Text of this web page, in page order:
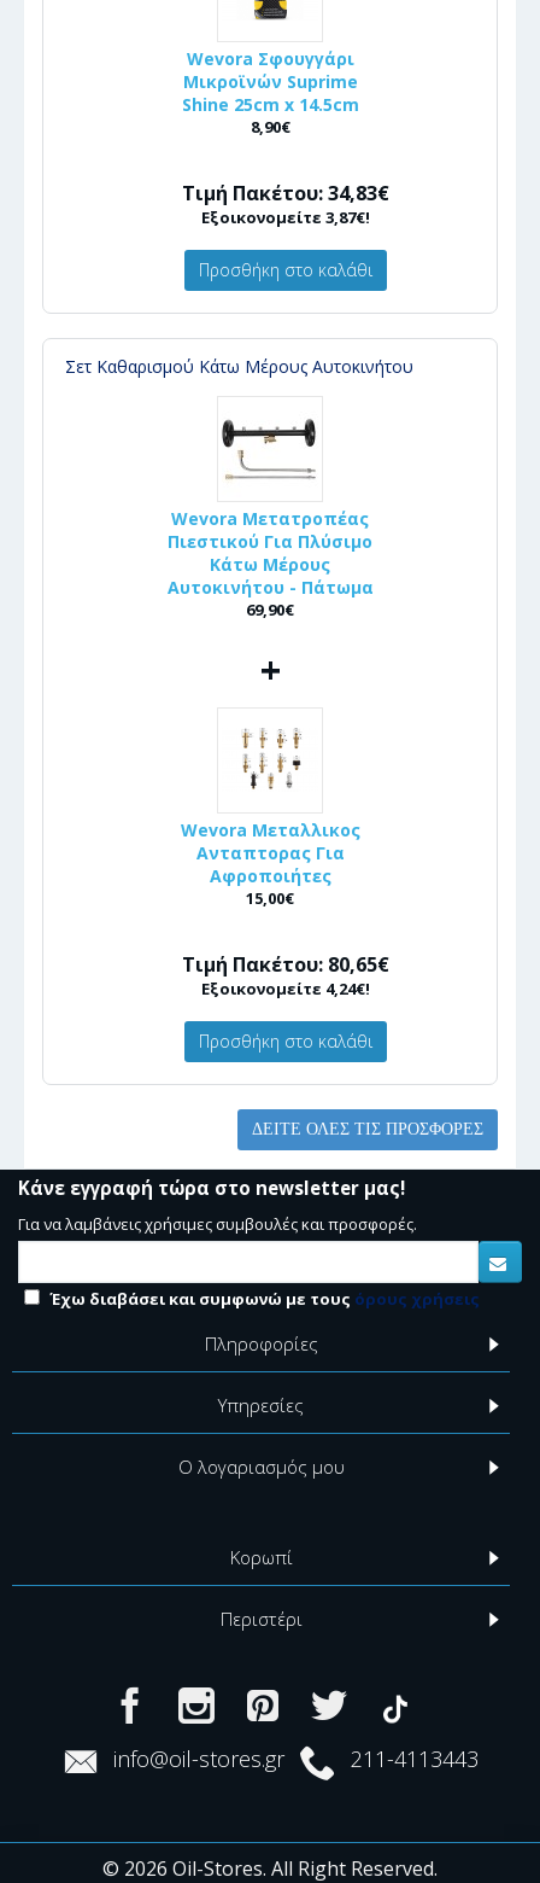
Wevora Σφουγγάρι
Μικροϊνών Suprime
Shine 25cm x 14.5cm
8,90€
Τιμή Πακέτου: 34,83€
Εξοικονομείτε 3,87€!
Προσθήκη στο καλάθι
Σετ Καθαρισμού Κάτω Μέρους Αυτοκινήτου
Wevora Μετατροπέας
Πιεστικού Για Πλύσιμο
Κάτω Μέρους
Αυτοκινήτου - Πάτωμα
69,90€
+
Wevora Μεταλλικος
Ανταπτορας Για
Αφροποιήτες
15,00€
Τιμή Πακέτου: 80,65€
Εξοικονομείτε 4,24€!
Προσθήκη στο καλάθι
ΔΕΊΤΕ ΌΛΕΣ ΤΙΣ ΠΡΟΣΦΟΡΈΣ
Κάνε εγγραφή τώρα στο newsletter μας!
Για να λαμβάνεις χρήσιμες συμβουλές και προσφορές.
Έχω διαβάσει και συμφωνώ με τους όρους χρήσεις
Πληροφορίες
Υπηρεσίες
Ο λογαριασμός μου
Κορωπί
Περιστέρι
info@oil-stores.gr 211-4113443
© 2026 Oil-Stores. All Right Reserved.